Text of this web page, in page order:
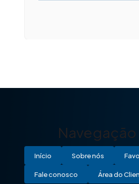
Navegação
Início Sobre nós
Fale conosco Área do